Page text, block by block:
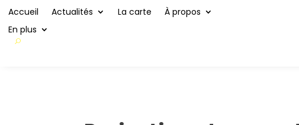
Accueil Actualités La carte
À propos
En plus